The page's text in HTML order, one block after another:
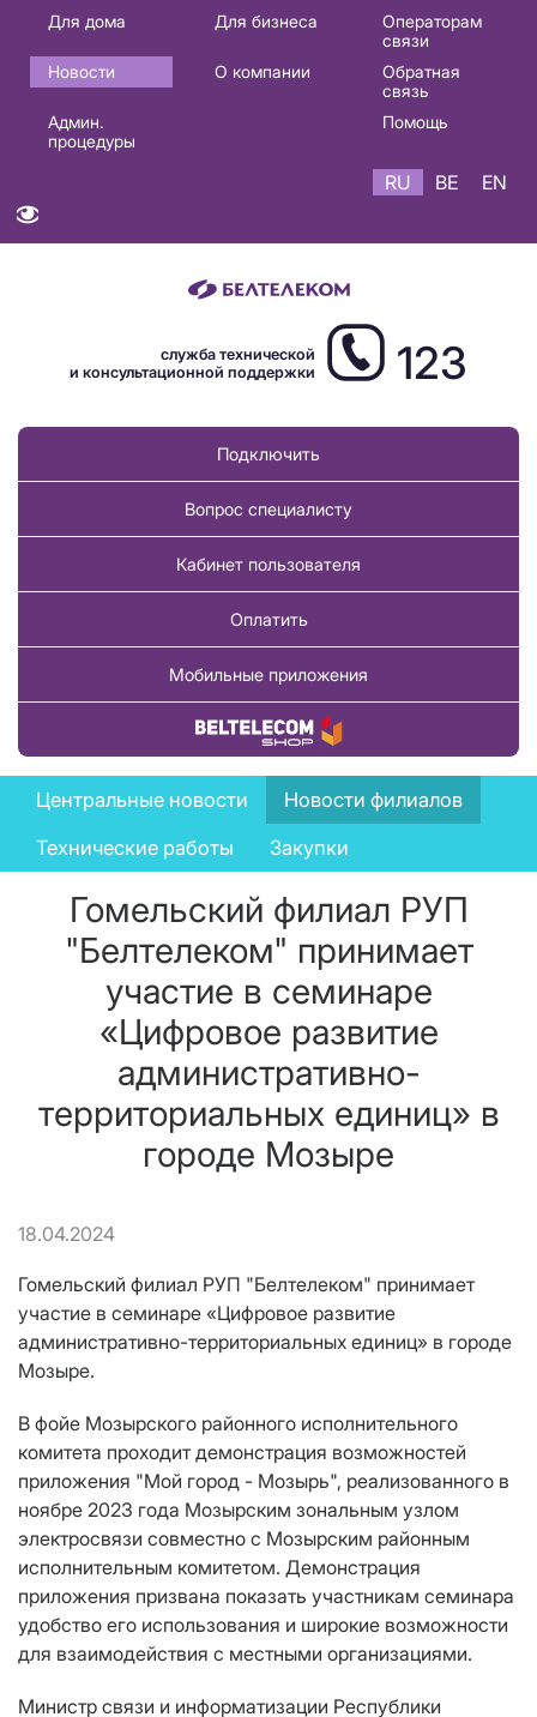
Основная
навигация
RU
Для дома Для бизнеса
Операторам
связи
Новости
О компании
Обратная
связь
Админ.
процедуры
Помощь
RU BE EN
служба технической
и консультационной поддержки
123
Подключить
Вопрос специалисту
Кабинет пользователя
Оплатить
Мобильные приложения
Купить товар
News
menu
Центральные новости
Новости филиалов
Технические работы
Закупки
Гомельский филиал РУП
"Белтелеком" принимает
участие в семинаре
«Цифровое развитие
административно-
территориальных единиц» в
городе Мозыре
18.04.2024
Гомельский филиал РУП "Белтелеком" принимает
участие в семинаре «Цифровое развитие
административно-территориальных единиц» в городе
Мозыре.
В фойе Мозырского районного исполнительного
комитета проходит де­монстрация возможностей
приложения "Мой город - Мозырь", реализованного в
ноябре 2023 года Мозырским зональным узлом
электросвязи совместно с Мозырским районным
исполнительным комитетом. Демонстрация
приложения призвана показать участникам семинара
удобство его использования и широкие возможности
для взаимодействия с местными организациями.
Министр связи и информатизации Республики